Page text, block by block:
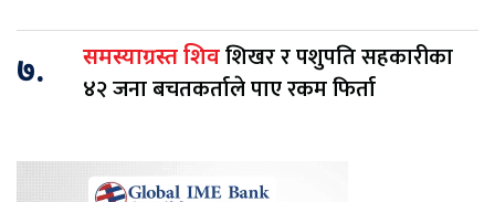
७. समस्याग्रस्त शिवशिखर र पशुपति सहकारीका
४२ जना बचतकर्ताले पाए रकम फिर्ता